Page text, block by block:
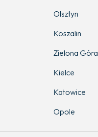
Olsztyn
Koszalin
Zielona Góra
Kielce
Katowice
Opole